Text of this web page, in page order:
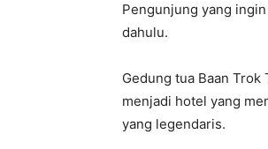
Pengunjung yang
dahulu.
Gedung tua Baan
menjadi hotel yang
yang legendaris.